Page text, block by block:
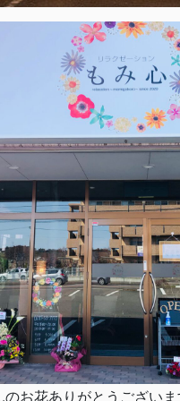
のお花ありがとうございま